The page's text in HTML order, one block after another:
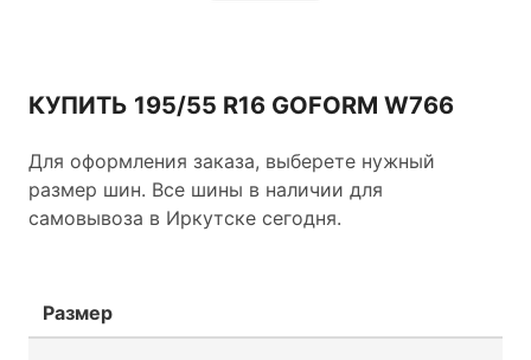
КУПИТЬ 195/55 R16 GOFORM W766
Для оформления заказа, выберете нужный
размер шин. Все шины в наличии для
самовывоза в Иркутске сегодня.
Размер